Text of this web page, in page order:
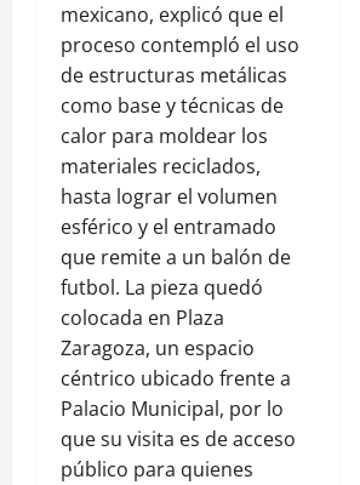
mexicano, explicó que el
proceso contempló el uso
de estructuras metálicas
como base y técnicas de
calor para moldear los
materiales reciclados,
hasta lograr el volumen
esférico y el entramado
que remite a un balón de
futbol. La pieza quedó
colocada en Plaza
Zaragoza, un espacio
céntrico ubicado frente a
Palacio Municipal, por lo
que su visita es de acceso
público para quienes